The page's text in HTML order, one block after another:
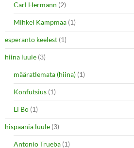
Carl Hermann (2)
Mihkel Kampmaa (1)
esperanto keelest (1)
hiina luule (3)
määratlemata (hiina) (1)
Konfutsius (1)
Li Bo (1)
hispaania luule (3)
Antonio Trueba (1)